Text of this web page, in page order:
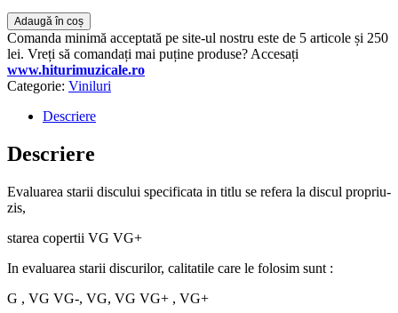
Cantitate
MC
Sar
&
The
McCoy,
Josh,
Roxette,
Cutugno,
Hit
5/90
VINIL
VG
VG-
Adaugă în coș
Comanda minimă acceptată pe site-ul nostru este de 5 articole și 250
lei. Vreți să comandați mai puține produse? Accesați
www.hiturimuzicale.ro
Categorie: Viniluri
Descriere
Descriere
Evaluarea starii discului specificata in titlu se refera la discul propriu-
zis,
starea copertii VG VG+
In evaluarea starii discurilor, calitatile care le folosim sunt :
G , VG VG-, VG, VG VG+ , VG+